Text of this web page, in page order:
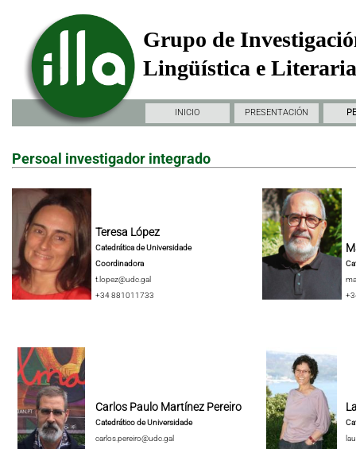
Grupo de
Lingüística e
INICIO PRESENTACIÓN
Persoal investigador integrado
Teresa López
Catedrática de Universidade
Coordinadora
t.lopez@udc.gal
+34 881011733
Carlos Paulo Martínez Pereiro
Catedrático de Universidade
carlos.pereiro@udc.gal